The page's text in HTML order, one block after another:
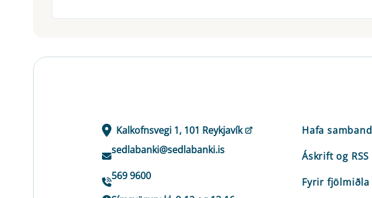
Kalkofnsvegi 1, 101 Reykjavík
sedlabanki@sedlabanki.is
569 9600
Hafa samband
Áskrift og RSS
Fyrir fjölmiðla